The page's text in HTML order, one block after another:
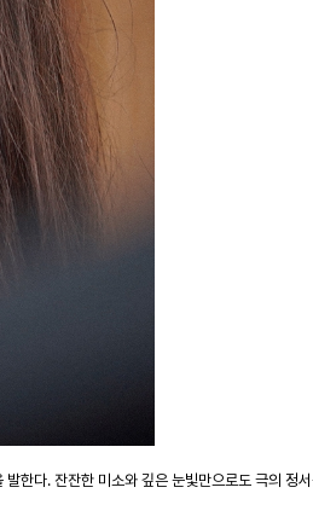
다. 잔잔한 미소와 깊은 눈빛만으로도 극의 정